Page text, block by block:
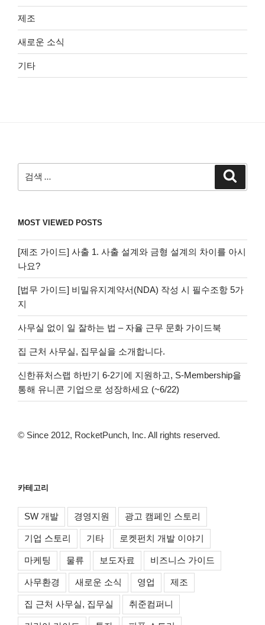
제조
새로운 소식
기타
색:
MOST VIEWED POSTS
[제조 가이드] 사출 1. 사출 설계와 금형 설계의 차이를 아시
나요?
[법무 가이드] 비밀유지계약서(NDA) 작성 시 필수조항 5가
지
사무실 없이 일 잘하는 법 – 자율 근무 문화 가이드북
집 근처 사무실, 집무실을 소개합니다.
신한퓨처스랩 하반기 6-2기에 지원하고, S-Membership을
통해 유니콘 기업으로 성장하세요 (~6/22)
© Since 2012, RocketPunch, Inc. All rights reserved.
카테고리
SW 개발 경영지원 광고 캠페인 스토리
기업 스토리 기타 로켓펀치 개발 이야기
마케팅 물류 보도자료 비즈니스 가이드
사무환경 새로운 소식 영업 제조
집 근처 사무실, 집무실 취준컴퍼니